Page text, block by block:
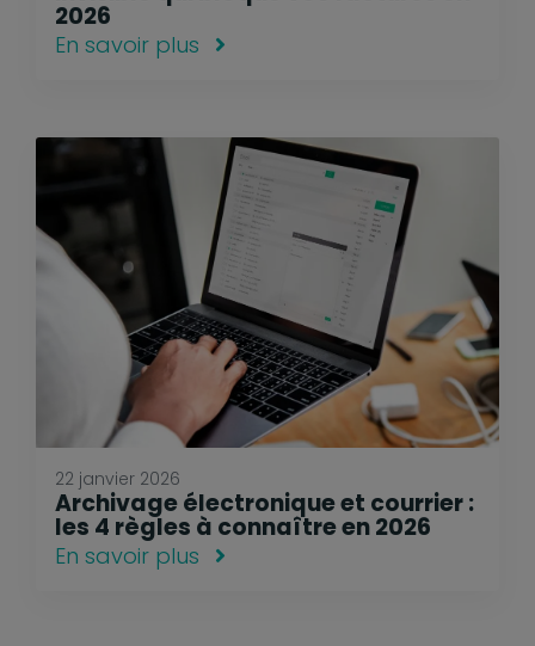
2026
En savoir plus
22 janvier 2026
Archivage électronique et courrier :
les 4 règles à connaître en 2026
En savoir plus